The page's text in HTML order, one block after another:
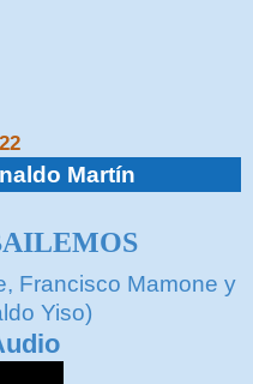
Martín
Francisco Mamone y
Yiso)